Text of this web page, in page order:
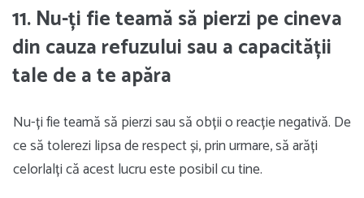
11. Nu-ți fie teamă să pierzi pe cineva
din cauza refuzului sau a capacității
tale de a te apăra
Nu-ți fie teamă să pierzi sau să obții o reacție negativă. De
ce să tolerezi lipsa de respect și, prin urmare, să arăți
celorlalți că acest lucru este posibil cu tine.